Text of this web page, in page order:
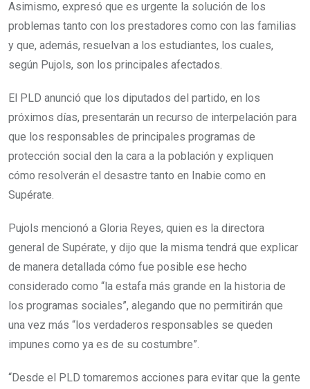
Asimismo, expresó que es urgente la solución de los
problemas tanto con los prestadores como con las familias
y que, además, resuelvan a los estudiantes, los cuales,
según Pujols, son los principales afectados.
El PLD anunció que los diputados del partido, en los
próximos días, presentarán un recurso de interpelación para
que los responsables de principales programas de
protección social den la cara a la población y expliquen
cómo resolverán el desastre tanto en Inabie como en
Supérate.
Pujols mencionó a Gloria Reyes, quien es la directora
general de Supérate, y dijo que la misma tendrá que explicar
de manera detallada cómo fue posible ese hecho
considerado como “la estafa más grande en la historia de
los programas sociales”, alegando que no permitirán que
una vez más “los verdaderos responsables se queden
impunes como ya es de su costumbre”.
“Desde el PLD tomaremos acciones para evitar que la gente